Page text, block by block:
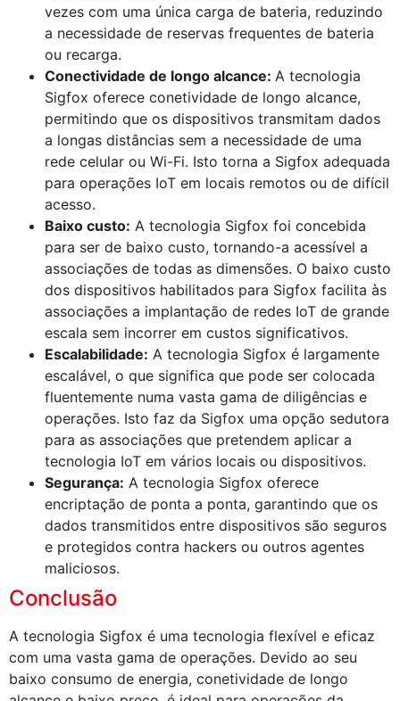
vezes com uma única carga de bateria, reduzindo
a necessidade de reservas frequentes de bateria
ou recarga.
Conectividade de longo alcance: A tecnologia
Sigfox oferece conetividade de longo alcance,
permitindo que os dispositivos transmitam dados
a longas distâncias sem a necessidade de uma
rede celular ou Wi-Fi. Isto torna a Sigfox adequada
para operações IoT em locais remotos ou de difícil
acesso.
Baixo custo: A tecnologia Sigfox foi concebida
para ser de baixo custo, tornando-a acessível a
associações de todas as dimensões. O baixo custo
dos dispositivos habilitados para Sigfox facilita às
associações a implantação de redes IoT de grande
escala sem incorrer em custos significativos.
Escalabilidade: A tecnologia Sigfox é largamente
escalável, o que significa que pode ser colocada
fluentemente numa vasta gama de diligências e
operações. Isto faz da Sigfox uma opção sedutora
para as associações que pretendem aplicar a
tecnologia IoT em vários locais ou dispositivos.
Segurança: A tecnologia Sigfox oferece
encriptação de ponta a ponta, garantindo que os
dados transmitidos entre dispositivos são seguros
e protegidos contra hackers ou outros agentes
maliciosos.
Conclusão
A tecnologia Sigfox é uma tecnologia flexível e eficaz
com uma vasta gama de operações. Devido ao seu
baixo consumo de energia, conetividade de longo